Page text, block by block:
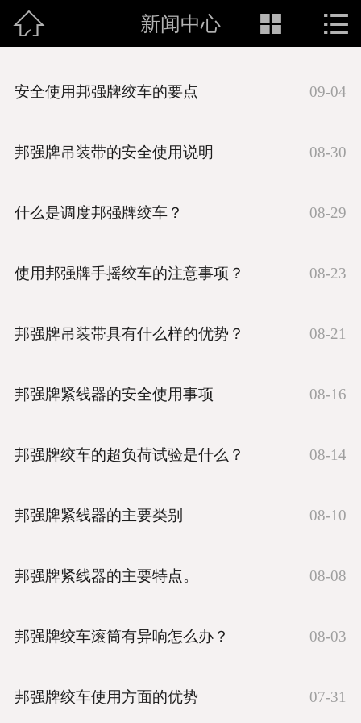
网站首页
 新闻中心  
安全使用邦强牌绞车的要点 09-04
邦强牌吊装带的安全使用说明 08-30
什么是调度邦强牌绞车？ 08-29
使用邦强牌手摇绞车的注意事项？ 08-23
邦强牌吊装带具有什么样的优势？ 08-21
邦强牌紧线器的安全使用事项 08-16
邦强牌绞车的超负荷试验是什么？ 08-14
邦强牌紧线器的主要类别 08-10
邦强牌紧线器的主要特点。 08-08
邦强牌绞车滚筒有异响怎么办？ 08-03
邦强牌绞车使用方面的优势 07-31